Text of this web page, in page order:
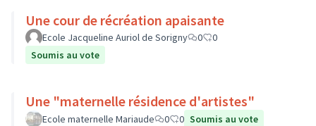
Une cour de récréation apaisante
Ecole Jacqueline Auriol de Sorigny 0
0
Soumis au vote
Une "maternelle résidence d'artistes"
Ecole maternelle Mariaude 0 0 Soumis au vote